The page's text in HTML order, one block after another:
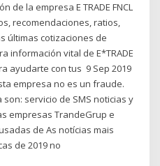
de la empresa E TRADE FNCL
recomendaciones, ratios,
últimas cotizaciones de
información vital de E*TRADE
ayudarte con tus 9 Sep 2019
empresa no es un fraude.
servicio de SMS noticias y
empresas TrandeGrup e
de As notícias mais
de 2019 no